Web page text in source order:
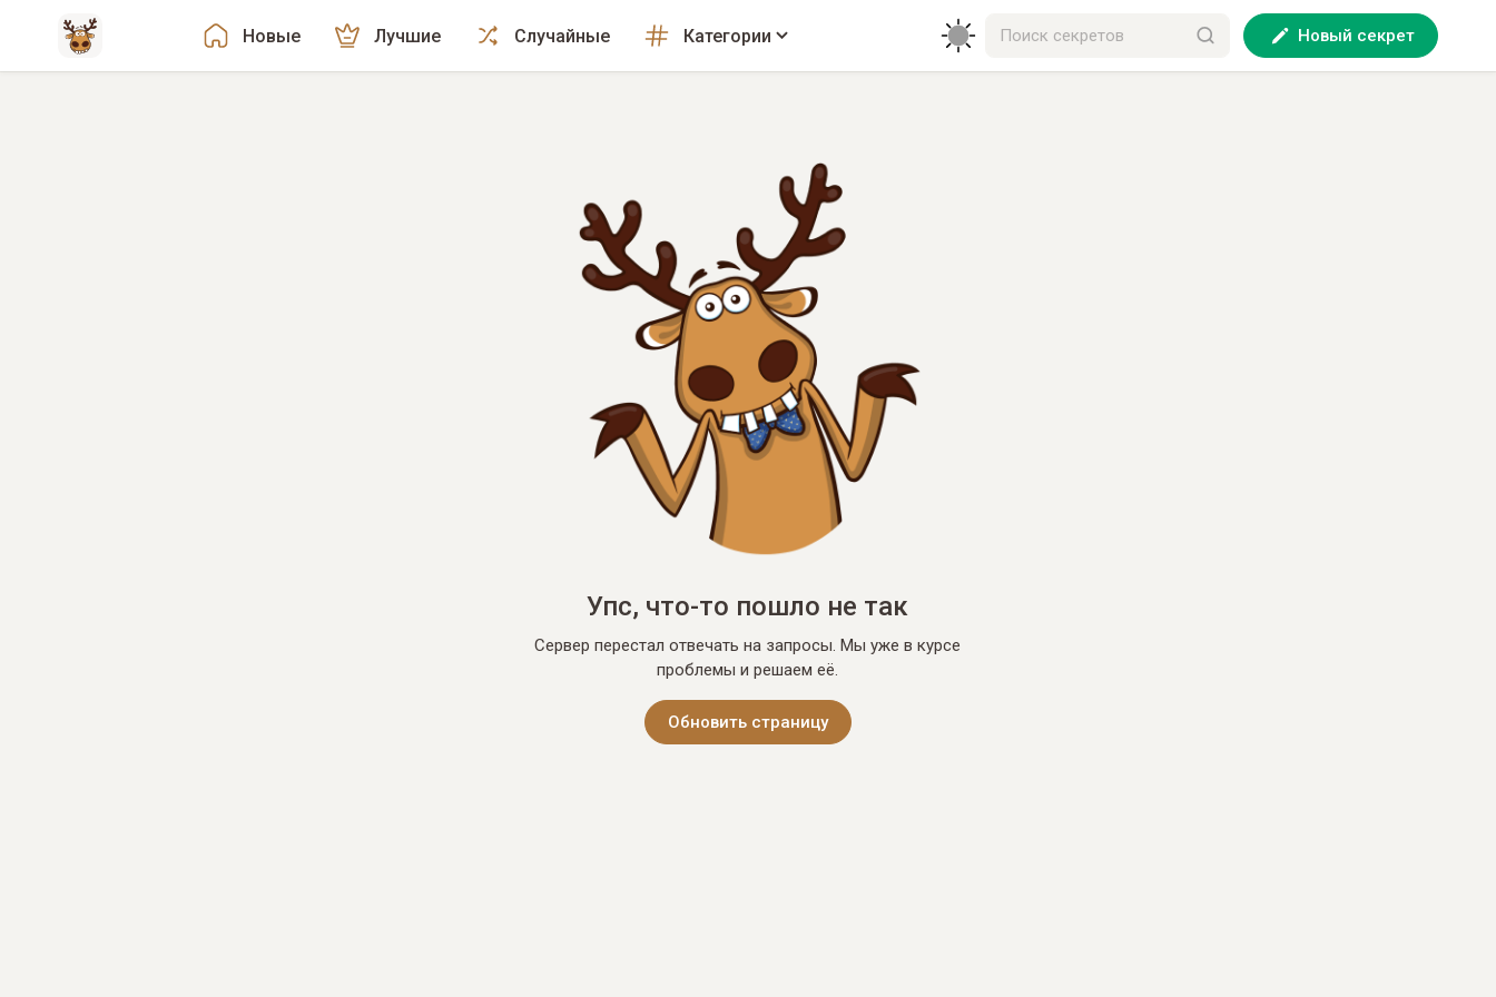
Новые Лучшие Случайные Категории Новый секрет
Упс, что-то пошло не так
Сервер перестал отвечать на запросы. Мы уже в курсе
проблемы и решаем её.
Обновить страницу